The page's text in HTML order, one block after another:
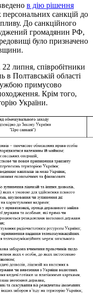
в дію рішення
персональних санкцій до
До санкційного
громадянин РФ,
було призначено
липня, співробітники
в Полтавській області
примусово
Крім того,
України.